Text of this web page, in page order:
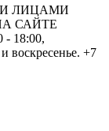
ЛИЦАМИ
САЙТЕ
18:00,
воскресенье. +7